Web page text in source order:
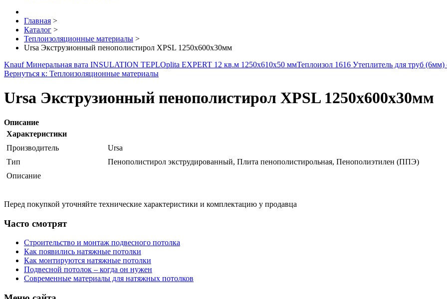
Главная >
Каталог >
Теплоизоляционные материалы >
Ursa Экструзионный пенополистирол XPSL 1250x600x30мм
Knauf Минеральная вата INSULATION TEPLOplita EXPERT 12 кв.м 1250x610x50 ммТеплоизол 1616 Утеплитель для труб (6мм)
Вернуться к: Теплоизоляционные материалы
Ursa Экструзионный пенополистирол XPSL 1250x600x30мм
Описание
Характеристики
Производитель
Ursa
Тип
Пенополистирол экструдированный, Плита пенополистирольная, Пенополиэтилен (ППЭ)
Описание
Перед покупкой уточняйте технические характеристики и комплектацию у продавца
Часто смотрят
Строительство и монтаж подвесного потолка
Как появились натяжные потолки
Как монтируются натяжные потолки
Подвесной потолок – когда он нужен
Современные материалы для натяжных потолков